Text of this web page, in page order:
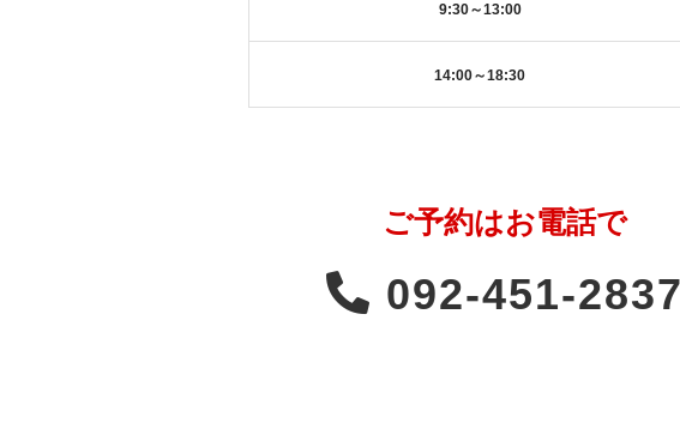
9:30～13:00
14:00～18:30
ご予約はお電話で
092-451-2837